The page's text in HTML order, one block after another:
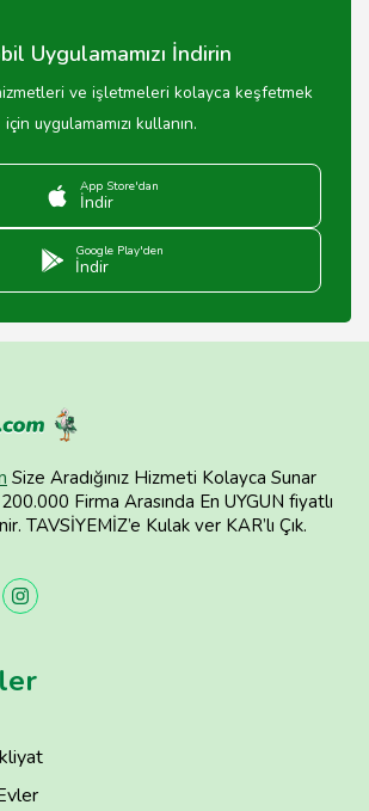
Uygulamamızı İndirin
ve işletmeleri kolayca keşfetmek
için uygulamamızı kullanın.
App Store'dan
İndir
Google Play'den
İndir
Size Aradığınız Hizmeti Kolayca Sunar
Firma Arasında En UYGUN fiyatlı
TAVSİYEMİZ’e Kulak ver KAR’lı Çık.